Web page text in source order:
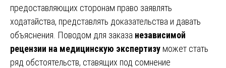
предоставляющих сторонам право заявлять
ходатайства, представлять доказательства и давать
объяснения. Поводом для заказа независимой
рецензии на медицинскую экспертизу может стать
ряд обстоятельств, ставящих под сомнение